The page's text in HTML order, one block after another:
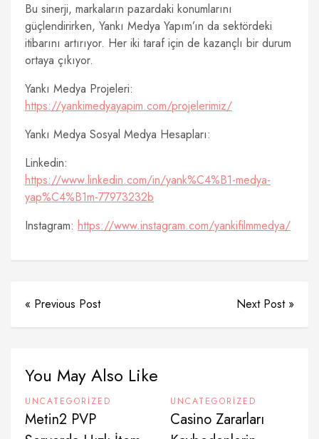
Bu sinerji, markaların pazardaki konumlarını
güçlendirirken, Yankı Medya Yapım’ın da sektördeki
itibarını artırıyor. Her iki taraf için de kazançlı bir durum
ortaya çıkıyor.
Yankı Medya Projeleri:
https://yankimedyayapim.com/projelerimiz/
Yankı Medya Sosyal Medya Hesapları:
Linkedin:
https://www.linkedin.com/in/yank%C4%B1-medya-
yap%C4%B1m-77973232b
Instagram: https://www.instagram.com/yankifilmmedya/
« Previous Post Next Post »
You May Also Like
UNCATEGORIZED
Metin2 PVP
UNCATEGORIZED
Casino Zararları